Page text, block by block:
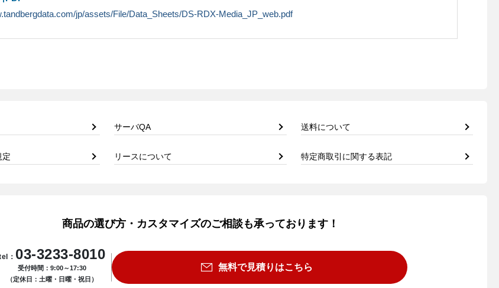
jp/assets/File/Data_Sheets/DS-RDX-Media_JP_web.pdf
サーバQA 送料について
定 リースについて 特定商取引に関する表記
商品の選び方・カスタマイズのご相談も承っております！
： 03-3233-8010
受付時間：9:00～17:30
（定休日：土曜・日曜・祝日）
無料で見積りはこちら